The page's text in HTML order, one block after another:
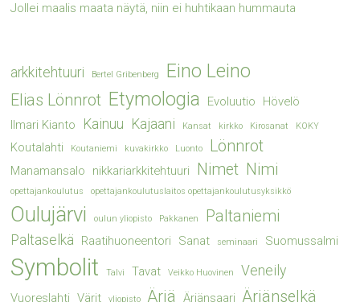
Jollei maalis maata näytä, niin ei huhtikaan hummauta
arkkitehtuuri Bertel Gribenberg Eino Leino
Elias Lönnrot Etymologia Evoluutio
Hövelö
Ilmari Kianto
Kainuu Kajaani Kansat kirkko Kirosanat KOKY
Koutalahti Koutaniemi kuvakirkko Luonto Lönnrot
Manamansalo nikkariarkkitehtuuri Nimet Nimi
opettajankoulutus opettajankoulutuslaitos opettajankoulutusyksikkö
Oulujärvi oulun yliopisto Pakkanen Paltaniemi
Paltaselkä Raatihuoneentori Sanat seminaari Suomussalmi
Symbolit Talvi Tavat Veikko Huovinen Veneily
Vuoreslahti Värit yliopisto Ärjä Ärjänsaari Ärjänselkä